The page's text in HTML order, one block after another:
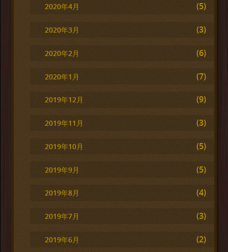
2020年4月 (5)
2020年3月 (3)
2020年2月 (6)
2020年1月 (7)
2019年12月 (9)
2019年11月 (3)
2019年10月 (5)
2019年9月 (5)
2019年8月 (4)
2019年7月 (3)
2019年6月 (2)